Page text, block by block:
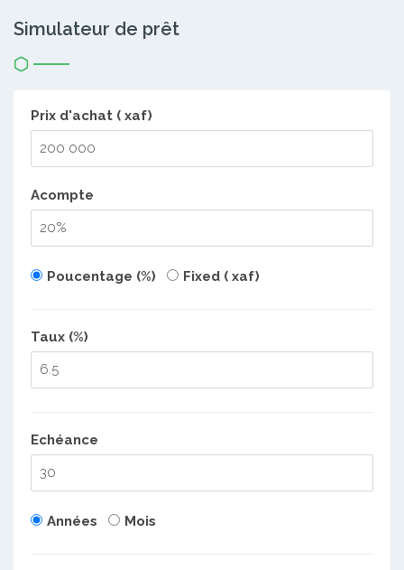
Simulateur de prêt
Prix d'achat ( xaf)
Acompte
Poucentage (%) Fixed ( xaf)
Taux (%)
Echéance
Années Mois